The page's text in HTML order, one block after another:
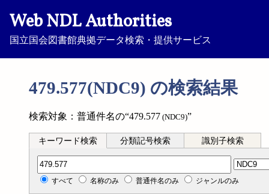
Web NDL Authorities
国立国会図書館典拠データ検索・提供サービス
479.577(NDC9) の検索結果
検索対象：普通件名の“479.577 (NDC9)”
キーワード検索 分類記号検索 識別子検索
分類記号検索
すべて 名称のみ 普通件名のみ ジャンルのみ